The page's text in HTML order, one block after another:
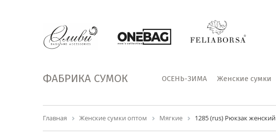
ФАБРИКА СУМОК ОСЕНЬ-ЗИМА Женские сумки
Главная Женские сумки оптом Мягкие 1285 (rus) Рюкзак женский